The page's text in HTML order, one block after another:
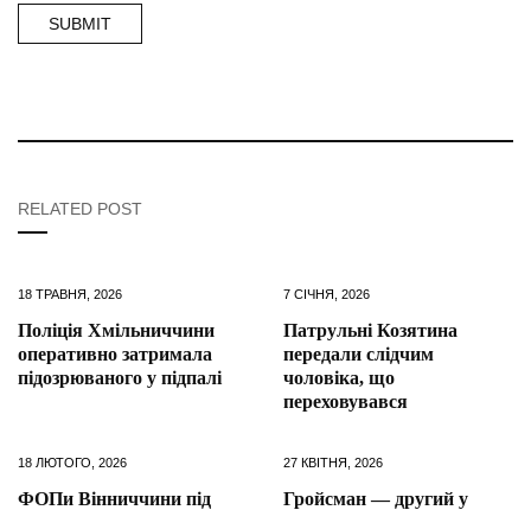
RELATED POST
18 ТРАВНЯ, 2026
Поліція Хмільниччини
оперативно затримала
підозрюваного у підпалі
7 СІЧНЯ, 2026
Патрульні Козятина
передали слідчим
чоловіка, що
переховувався
18 ЛЮТОГО, 2026
ФОПи Вінниччини під
27 КВІТНЯ, 2026
Гройсман — другий у